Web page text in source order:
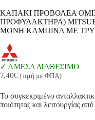
ΚΑΠΑΚΙ ΠΡΟΒΟΛΕΑ
ΠΡΟΦΥΛΑΚΤΗΡΑ)
ΜΟΝΗ ΚΑΜΠΙΝΑ ΜΕ
ΑΜΕΣΑ ΔΙΑΘΕΣΙΜΟ
7,40€ (τιμή με ΦΠΑ)
Το συγκεκριμένο
ποιότητας και λειτουργίας